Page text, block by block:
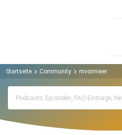
Startseite Community mvoimwer